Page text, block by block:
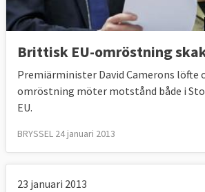
Brittisk EU-omröstning
Premiärminister David Camerons löfte
omröstning möter motstånd både i
EU.
BRYSSEL 24 januari 2013
23 januari 2013